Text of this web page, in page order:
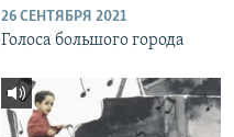
26 СЕНТЯБРЯ 2021
Голоса большого города